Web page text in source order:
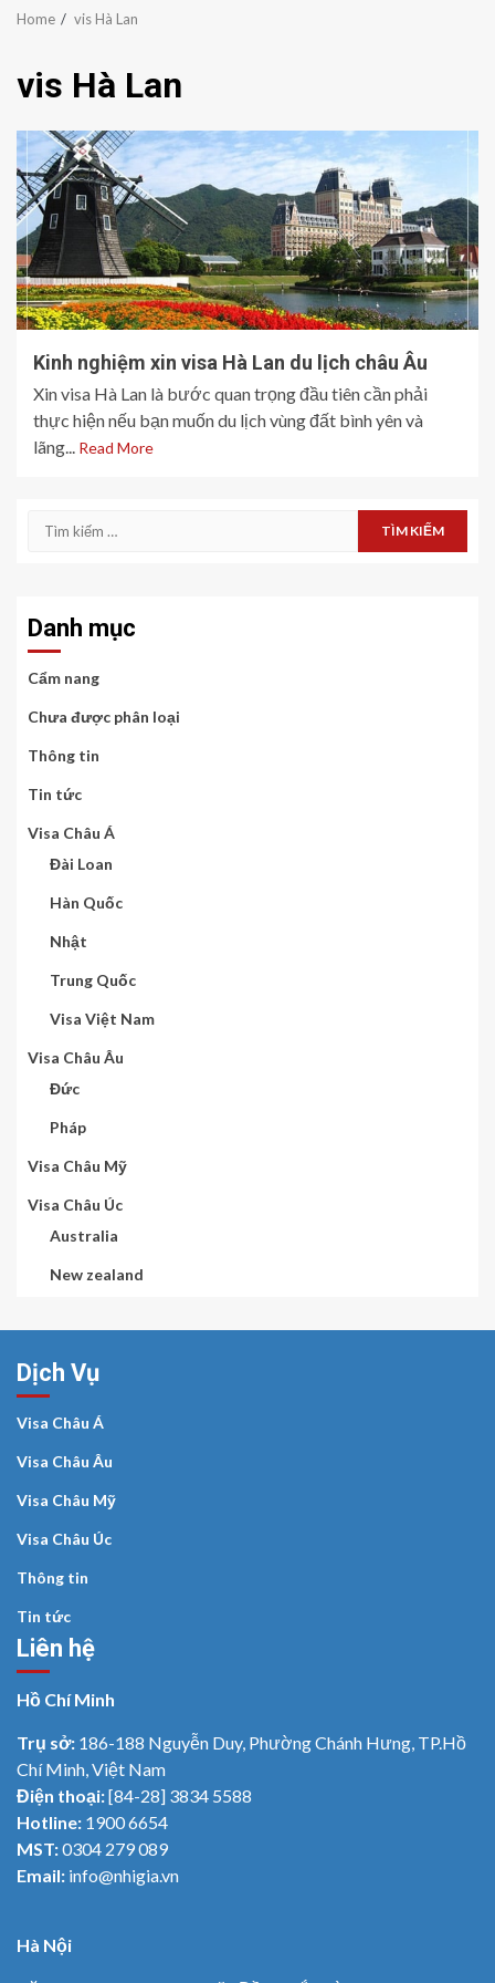
Home vis Hà Lan
vis Hà Lan
Kinh nghiệm xin visa Hà Lan du lịch châu Âu
Xin visa Hà Lan là bước quan trọng đầu tiên cần phải
thực hiện nếu bạn muốn du lịch vùng đất bình yên và
lãng... Read More
Tìm
Danh mục
Cẩm nang
Chưa được phân loại
Thông tin
Tin tức
Visa Châu Á
Đài Loan
Hàn Quốc
Nhật
Trung Quốc
Visa Việt Nam
Visa Châu Âu
Đức
Pháp
Visa Châu Mỹ
Visa Châu Úc
Australia
New zealand
Dịch Vụ
Visa Châu Á
Visa Châu Âu
Visa Châu Mỹ
Visa Châu Úc
Thông tin
Tin tức
Liên hệ
Hồ Chí Minh
Trụ sở: 186-188 Nguyễn Duy, Phường Chánh Hưng, TP.Hồ
Chí Minh, Việt Nam
Điện thoại:[84-28] 3834 5588
Hotline: 1900 6654
MST:0304 279 089
Email: info@nhigia.vn
Hà Nội